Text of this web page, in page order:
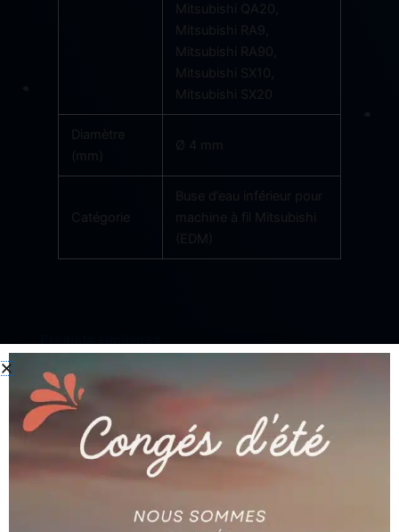
Mitsubishi QA20,
Mitsubishi RA9,
Mitsubishi RA90,
Mitsubishi SX10,
Mitsubishi SX20
Diamètre
(mm)
Ø 4 mm
Catégorie
Buse d’eau inférieur pour
machine à fil Mitsubishi
(EDM)
AGIE